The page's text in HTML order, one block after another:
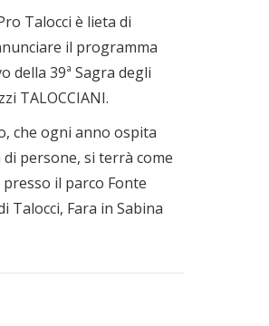
a Talocci
04/07/2026 al
2026
Talocci è lieta di
il programma
della 39ª Sagra degli
TALOCCIANI.
che ogni anno ospita
di persone, si terrà come
il parco Fonte
Talocci, Fara in Sabina